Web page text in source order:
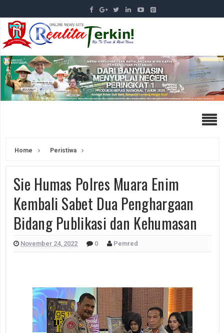
Home Peristiwa
Sie Humas Polres Muara Enim
Kembali Sabet Dua Penghargaan
Bidang Publikasi dan Kehumasan
November 24, 2022 0 Pemred